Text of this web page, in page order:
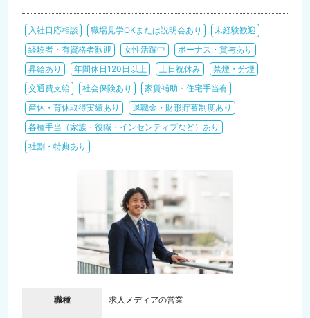
入社日応相談 職場見学OKまたは説明会あり
未経験歓迎
経験者・有資格者歓迎
女性活躍中
ボーナス・賞与あり
昇給あり
年間休日120日以上 土日祝休み
禁煙・分煙
交通費支給
社会保険あり
家賃補助・住宅手当有
産休・育休取得実績あり
退職金・財形貯蓄制度あり
各種手当（家族・役職・インセンティブなど）あり
社割・特典あり
職種 求人メディアの営業